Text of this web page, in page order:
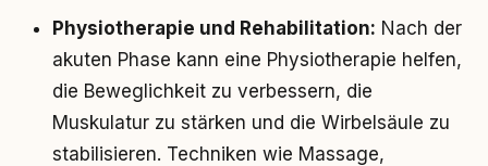
Physiotherapie und Rehabilitation: Nach der
akuten Phase kann eine Physiotherapie helfen,
die Beweglichkeit zu verbessern, die
Muskulatur zu stärken und die Wirbelsäule zu
stabilisieren. Techniken wie Massage,